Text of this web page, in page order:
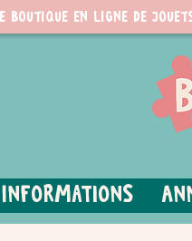
en ligne de
Informations